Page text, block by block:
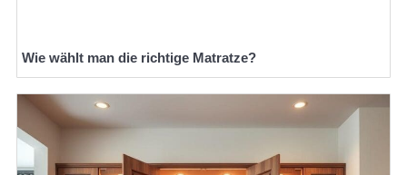
Wie wählt man die richtige Matratze?